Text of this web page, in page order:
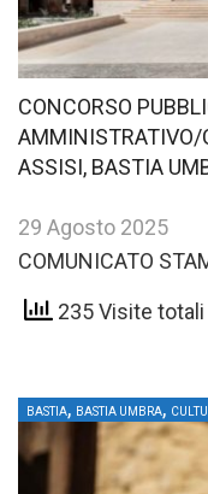
CONCORSO
AMMINISTRATIVO/
ASSISI, BASTIA
29 Agosto 2025
COMUNICATO
235 Visite totali
BASTIA, BASTIA UMBRA,